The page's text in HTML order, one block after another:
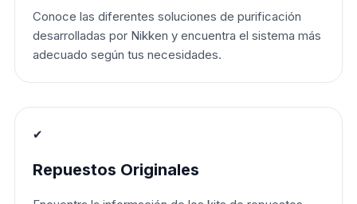
Conoce las diferentes soluciones de purificación
desarrolladas por Nikken y encuentra el sistema más
adecuado según tus necesidades.
✔
Repuestos Originales